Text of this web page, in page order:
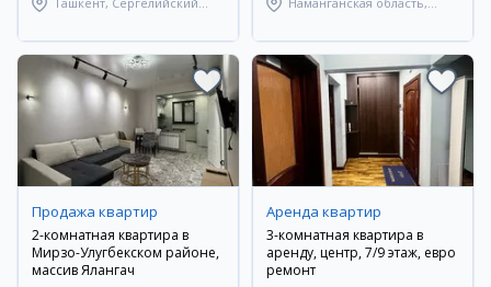
Продажа квартир
2-комнатная квартира в
Мирзо-Улугбекском районе,
массив Ялангач
Аренда квартир
3-комнатная квартира в
аренду, центр, 7/9 этаж, евро
ремонт